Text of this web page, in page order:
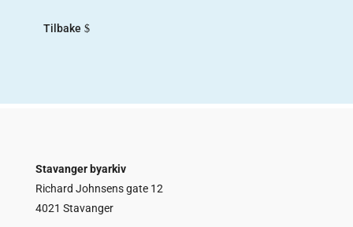
Tilbake
Stavanger byarkiv
Richard Johnsens gate 12
4021 Stavanger